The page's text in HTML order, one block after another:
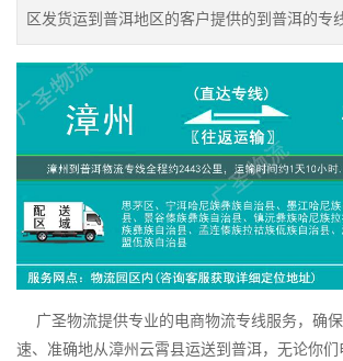
区发货运到普洱地区的客户提供的到普洱的专
广圣物流提供专业的电商物流专线服务，确
速、准确地从漳州云霄县运送到普洱，无论你